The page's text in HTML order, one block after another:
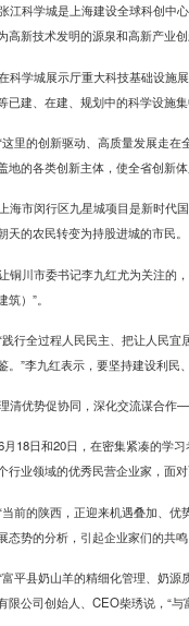
江科学城是上海建设全球科创中
高新技术发明的源泉和高新产业创
科学城展示厅重大科技基础设施
已建、在建、规划中的科学设施
这里的创新驱动、高质量发展走
地的各类创新主体，使全省创新
海市闵行区九星城项目是新时代
天的农民转变为持股进城的市民。
铜川市委书记李九红尤为关注的
筑）”。
践行全过程人民民主、把让人民
。”李九红表示，要坚持建设利民
清优势促协同，深化交流谋合
月18日和20日，在密集紧凑的学
行业领域的优秀民营企业家，面对
当前的陕西，正迎来机遇叠加、
态势的分析，引起企业家们的共鸣
富平县奶山羊的精细化管理、奶
限公司创始人、CEO柴琇说，“